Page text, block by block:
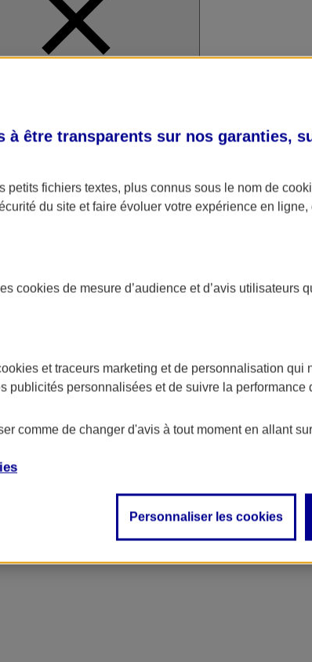
à être transparents sur nos garanties,
petits fichiers textes, plus connus sous le nom de
du site et faire évoluer votre expérience en
cookies de mesure d’audience et d’avis utilisateurs
et traceurs marketing et de personnalisation qui
publicités personnalisées et de suivre la performance
comme de changer d'avis à tout moment en allant sur
Personnaliser les cookies